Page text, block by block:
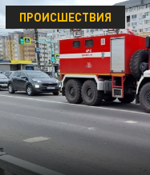
ПРОИСШЕСТВИЯ